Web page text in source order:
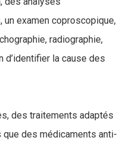
examen coproscopique,
radiographie,
d’identifier la cause des
des traitements adaptés
des médicaments anti-